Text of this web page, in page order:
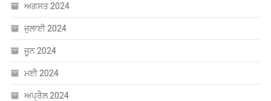
ਅਗਸਤ 2024
ਜੁਲਾਈ 2024
ਜੂਨ 2024
ਮਈ 2024
ਅਪ੍ਰੈਲ 2024